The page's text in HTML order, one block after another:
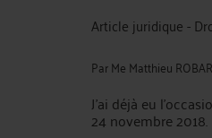
Article juridique -
ParMe Matthieu
J'ai déjà eu
24 novembre 2018.